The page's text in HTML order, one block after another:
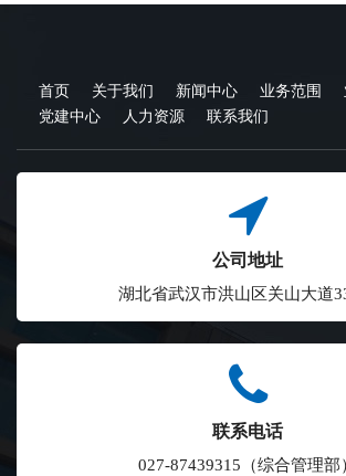
首页 关于我们 新闻中心 业务范围
党建中心
人力资源 联系我们
公司地址
湖北省武汉市洪山区关山大道
联系电话
027-87439315（综合管理部